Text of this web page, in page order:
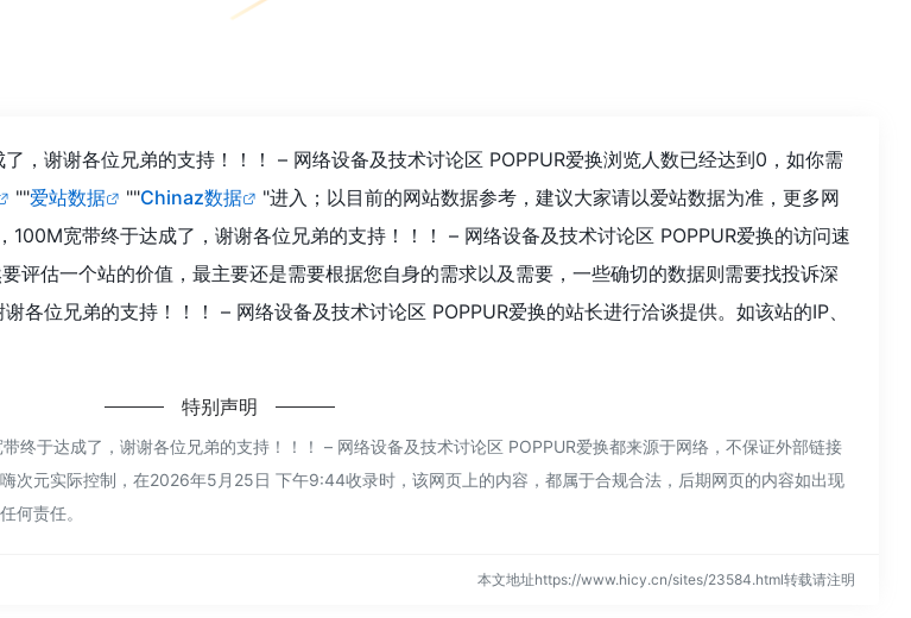
，谢谢各位兄弟的支持！！！ – 网络设备及技术讨论区 POPPUR爱换浏览人数已经达到0，如你需
""爱站数据 ""Chinaz数据
"进入；以目前的网站数据参考，建议大家请以爱站数据为准，更多网
宽带终于达成了，谢谢各位兄弟的支持！！！ – 网络设备及技术讨论区 POPPUR爱换的访问速
评估一个站的价值，最主要还是需要根据您自身的需求以及需要，一些确切的数据则需要找投诉深
各位兄弟的支持！！！ – 网络设备及技术讨论区 POPPUR爱换的站长进行洽谈提供。如该站的IP、
特别声明
终于达成了，谢谢各位兄弟的支持！！！ – 网络设备及技术讨论区 POPPUR爱换都来源于网络，不保证外部链接
次元实际控制，在2026年5月25日 下午9:44收录时，该网页上的内容，都属于合规合法，后期网页的内容如出现
何责任。
本文地址https://www.hicy.cn/sites/23584.html转载请注明